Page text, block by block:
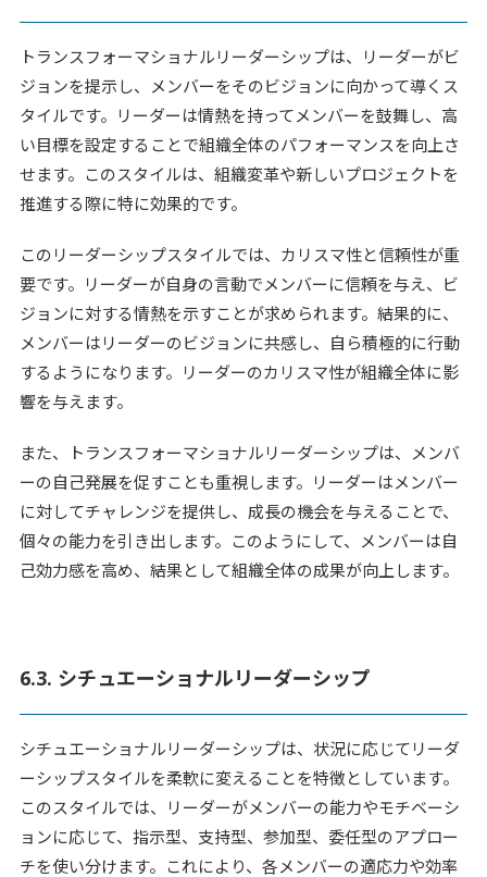
トランスフォーマショナルリーダーシップは、リーダーがビ
ジョンを提示し、メンバーをそのビジョンに向かって導くス
タイルです。リーダーは情熱を持ってメンバーを鼓舞し、高
い目標を設定することで組織全体のパフォーマンスを向上さ
せます。このスタイルは、組織変革や新しいプロジェクトを
推進する際に特に効果的です。
このリーダーシップスタイルでは、カリスマ性と信頼性が重
要です。リーダーが自身の言動でメンバーに信頼を与え、ビ
ジョンに対する情熱を示すことが求められます。結果的に、
メンバーはリーダーのビジョンに共感し、自ら積極的に行動
するようになります。リーダーのカリスマ性が組織全体に影
響を与えます。
また、トランスフォーマショナルリーダーシップは、メンバ
ーの自己発展を促すことも重視します。リーダーはメンバー
に対してチャレンジを提供し、成長の機会を与えることで、
個々の能力を引き出します。このようにして、メンバーは自
己効力感を高め、結果として組織全体の成果が向上します。
6.3. シチュエーショナルリーダーシップ
シチュエーショナルリーダーシップは、状況に応じてリーダ
ーシップスタイルを柔軟に変えることを特徴としています。
このスタイルでは、リーダーがメンバーの能力やモチベーシ
ョンに応じて、指示型、支持型、参加型、委任型のアプロー
チを使い分けます。これにより、各メンバーの適応力や効率